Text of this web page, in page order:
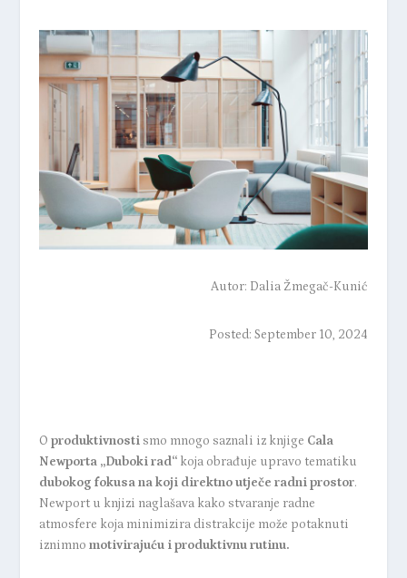
Autor: Dalia Žmegač-Kunić
Posted: September 10, 2024
O produktivnosti smo mnogo saznali iz knjige Cala
Newporta „Duboki rad“koja obrađuje upravo tematiku
dubokog fokusa na koji direktno utječe radni prostor.
Newport u knjizi naglašava kako stvaranje radne
atmosfere koja minimizira distrakcije može potaknuti
iznimno motivirajuću i produktivnu rutinu.